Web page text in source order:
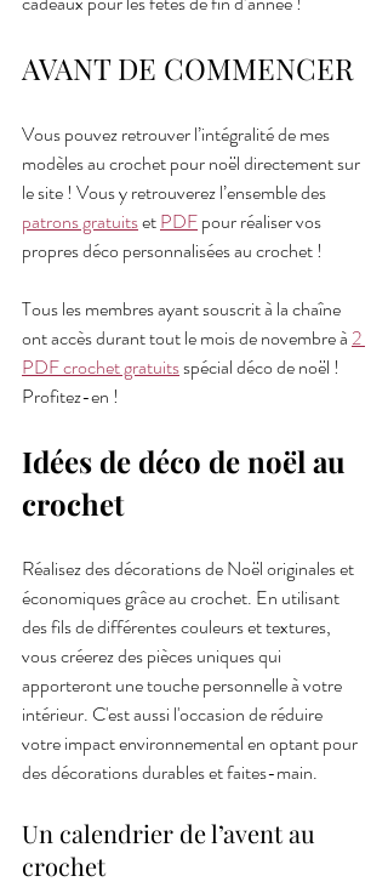
AVANT DE COMMENCER
Vous pouvez retrouver l’intégralité de mes
modèles au crochet pour noël directement sur
le site ! Vous y retrouverez l’ensemble des
patrons gratuits et PDF pour réaliser vos
propres déco personnalisées au crochet !
Tous les membres ayant souscrit à la chaîne
ont accès durant tout le mois de novembre à 2
PDF crochet gratuits spécial déco de noël !
Profitez-en !
Idées de déco de noël au
crochet
Réalisez des décorations de Noël originales et
économiques grâce au crochet. En utilisant
des fils de différentes couleurs et textures,
vous créerez des pièces uniques qui
apporteront une touche personnelle à votre
intérieur. C'est aussi l'occasion de réduire
votre impact environnemental en optant pour
des décorations durables et faites-main.
Un calendrier de l’avent au
crochet